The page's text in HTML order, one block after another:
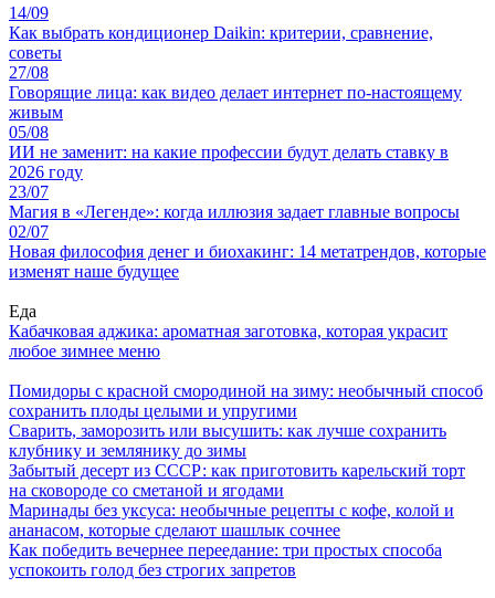
14/09
Как выбрать кондиционер Daikin: критерии, сравнение,
советы
27/08
Говорящие лица: как видео делает интернет по-настоящему
живым
05/08
ИИ не заменит: на какие профессии будут делать ставку в
2026 году
23/07
Магия в «Легенде»: когда иллюзия задает главные вопросы
02/07
Новая философия денег и биохакинг: 14 метатрендов, которые
изменят наше будущее
Еда
Кабачковая аджика: ароматная заготовка, которая украсит
любое зимнее меню
Помидоры с красной смородиной на зиму: необычный способ
сохранить плоды целыми и упругими
Сварить, заморозить или высушить: как лучше сохранить
клубнику и землянику до зимы
Забытый десерт из СССР: как приготовить карельский торт
на сковороде со сметаной и ягодами
Маринады без уксуса: необычные рецепты с кофе, колой и
ананасом, которые сделают шашлык сочнее
Как победить вечернее переедание: три простых способа
успокоить голод без строгих запретов